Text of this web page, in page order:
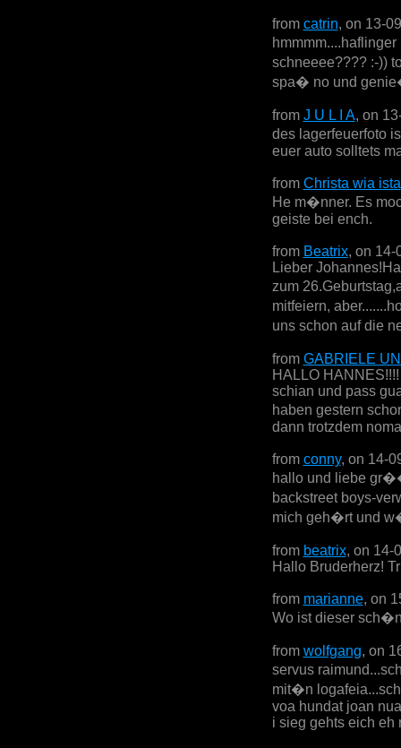
from catrin, on 13-
schneeee???? :-))
spa� no und
from J U L I A, on
des lagerfeuerfoto
euer auto solltets
from Christa wia ista
He m�nner. Es
geiste bei ench.
from Beatrix, on 14-
Lieber
zum
mitfeiern,
uns schon auf die
from GABRIELE
HALLO
schian und pass
haben gestern
dann trotzdem
from conny, on 14-
hallo und liebe
backstreet boys-
mich geh�rt und
from beatrix, on 14-
Hallo Bruderherz!
from marianne, on
Wo ist dieser
from wolfgang, on
servus
mit�n
voa hundat joan
i sieg gehts eich eh